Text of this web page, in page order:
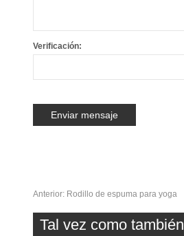
Verificación:
Anterior: Rodillo de espuma para yoga
Tal vez como también